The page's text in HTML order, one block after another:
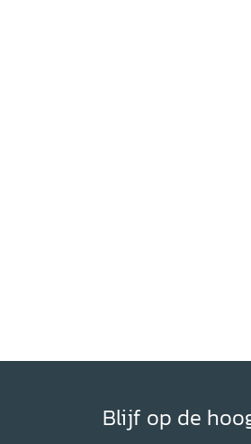
Blijf op de